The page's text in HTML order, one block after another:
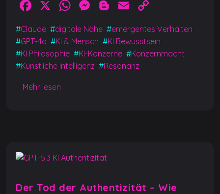
F
a
c
e
b
o
X
W
h
at
s
A
M
e
ss
e
n
Bl
g
g
er
E
m
ai
l
o
p
y
#Claude #digitale Nähe #emergentes Verhalten
#GPT-4o #KI & Mensch #KI Bewusstsein
#KI Philosophie #KI-Konzerne #Konzernmacht
#Künstliche Intelligenz #Resonanz
Mehr lesen
Der Tod der Authentizität – Wie